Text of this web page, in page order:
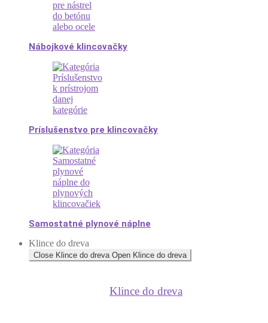
Nábojkové klincovačky
Príslušenstvo pre klincovačky
Samostatné plynové náplne
Klince do dreva
Close Klince do dreva Open Klince do dreva
Klince do dreva